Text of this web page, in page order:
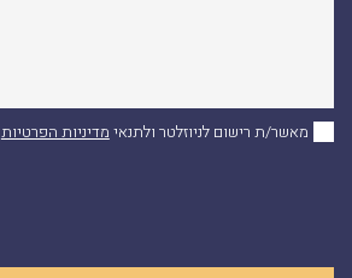
מאשר/ת רישום לניוזלטר ולתנאי מדיניות הפרטיות